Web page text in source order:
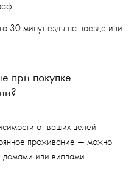
30 минут езды на поезде или
при покупке
от ваших целей —
проживание — можно
домами или виллами.